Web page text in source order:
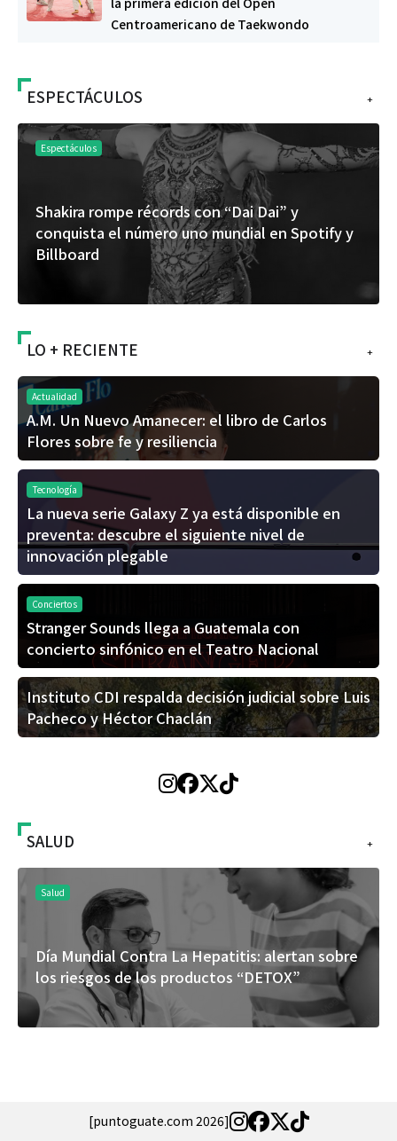
Centroamericano de Taekwondo
+
ESPECTÁCULOS
Espectáculos
“Donde quiera que estés” el primer capítulo
del universo de “FRAGMENTOS” su próximo
álbum de estudio
+
LO + RECIENTE
Actualidad
A.M. Un Nuevo Amanecer: el libro de Carlos
Flores sobre fe y resiliencia
Tecnología
La nueva serie Galaxy Z ya está disponible en
preventa: descubre el siguiente nivel de
innovación plegable
Conciertos
Stranger Sounds llega a Guatemala con
concierto sinfónico en el Teatro Nacional
Instituto CDI respalda decisión judicial sobre Luis
Pacheco y Héctor Chaclán
+
SALUD
Salud
El cuidado de la piel va mucho más allá del
rostro: cada zona merece una atención
específica
[puntoguate.com 2026]